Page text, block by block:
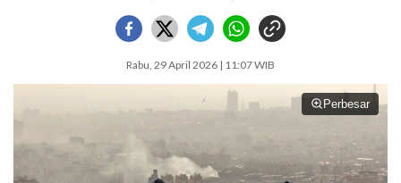
Rabu, 29 April 2026 | 11:07 WIB
Perbesar